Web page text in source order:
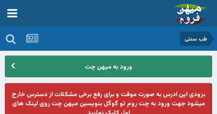
طب سنتی
ورود به میهن چت
بزودی این ادرس به صورت موقت و برای رفع برخی مشکلات از دسترس خارج
میشود جهت ورود به چت روم تو گوگل بنویسین میهن چت روی لینک های
اول کلیک نمایید